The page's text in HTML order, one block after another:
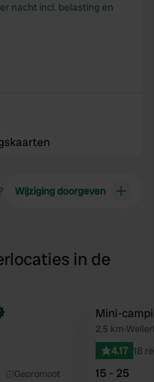
nacht incl. belasting en
Wijziging doorgeven
in de
Favoriet
Gepromoot
Mini-
2,5 km•
4.17 18
15 - 25